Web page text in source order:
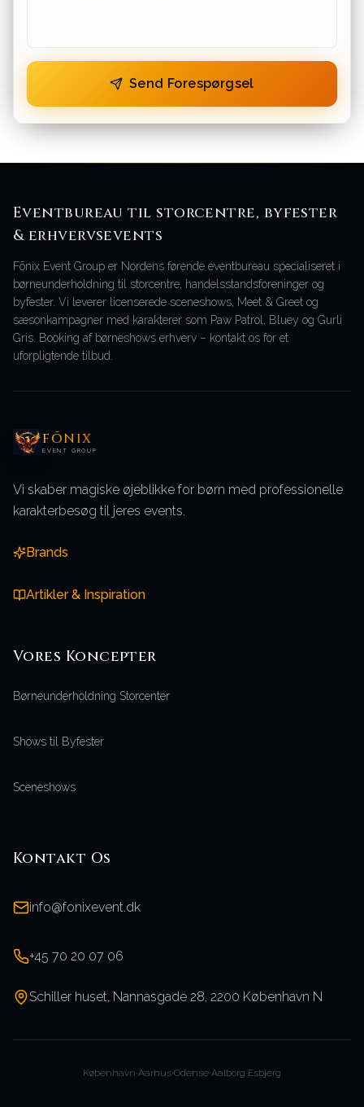
Send Forespørgsel
Eventbureau til storcentre, byfester
& erhvervsevents
Fōnix Event Group er Nordens førende eventbureau specialiseret i
børneunderholdning til storcentre, handelsstandsforeninger og
byfester. Vi leverer licenserede sceneshows, Meet & Greet og
sæsonkampagner med karakterer som Paw Patrol, Bluey og Gurli
Gris. Booking af børneshows erhverv – kontakt os for et
uforpligtende tilbud.
FŌNIX
EVENT GROUP
Vi skaber magiske øjeblikke for børn med professionelle
karakterbesøg til jeres events.
Brands
Artikler & Inspiration
Vores Koncepter
Børneunderholdning Storcenter
Shows til Byfester
Sceneshows
Kontakt Os
info@fonixevent.dk
+45 70 20 07 06
Schiller huset, Nannasgade 28, 2200 København N
København·Aarhus·Odense·Aalborg·Esbjerg